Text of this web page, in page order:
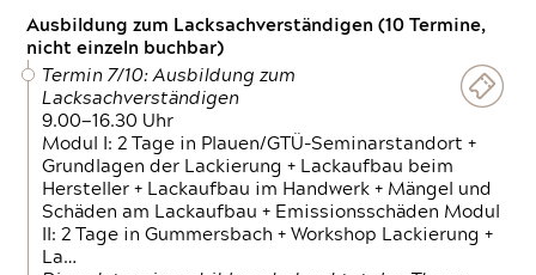
Ausbildung zum Lacksachverständigen (10 Termine,
nicht einzeln buchbar)
Termin 7/10: Ausbildung zum
Lacksachverständigen
9.00—16.30 Uhr
Modul I: 2 Tage in Plauen/GTÜ-Seminarstandort +
Grundlagen der Lackierung + Lackaufbau beim
Hersteller + Lackaufbau im Handwerk + Mängel und
Schäden am Lackaufbau + Emissionsschäden Modul
II: 2 Tage in Gummersbach + Workshop Lackierung +
La…